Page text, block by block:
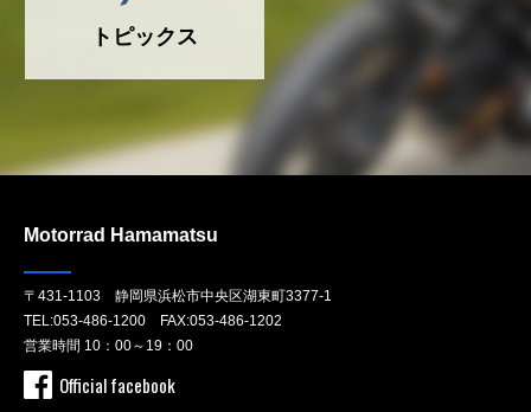
トピックス
Motorrad Hamamatsu
〒431-1103 静岡県浜松市中央区湖東町3377-1
TEL:053-486-1200 FAX:053-486-1202
営業時間 10：00～19：00
Official facebook